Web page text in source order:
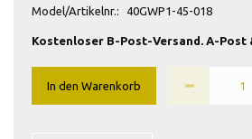
Model/Artikelnr.: 40GWP1-45-018
Kostenloser B-Post-Versand. A-Post
In den Warenkorb